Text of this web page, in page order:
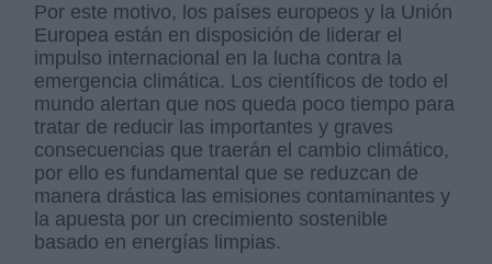
Por este motivo, los países europeos y la Unión
Europea están en disposición de liderar el
impulso internacional en la lucha contra la
emergencia climática. Los científicos de todo el
mundo alertan que nos queda poco tiempo para
tratar de reducir las importantes y graves
consecuencias que traerán el cambio climático,
por ello es fundamental que se reduzcan de
manera drástica las emisiones contaminantes y
la apuesta por un crecimiento sostenible
basado en energías limpias.